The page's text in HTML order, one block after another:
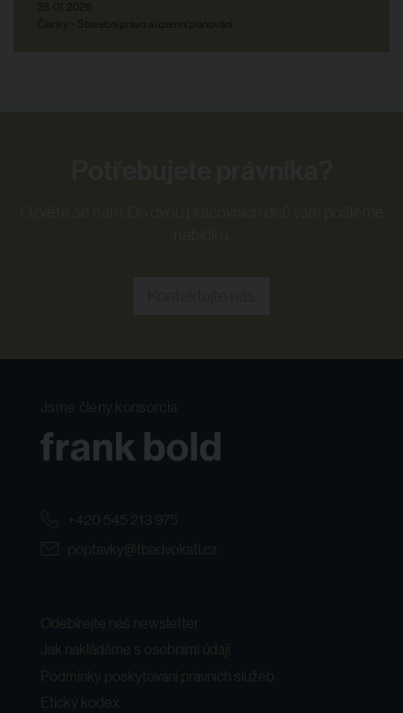
28. 01. 2026
Články > Stavební právo a územní plánování
Jsme členy konsorcia
+420 545 213 975
poptavky@fbadvokati.cz
Odebírejte náš newsletter
Jak nakládáme s osobními údaji
Podmínky poskytování právních služeb
Etický kodex